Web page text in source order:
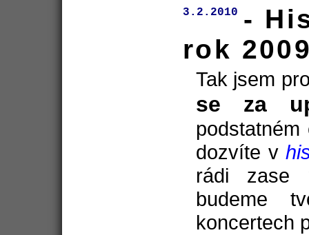
3.2.2010 -
rok
Tak jsem
se za
dozvíte v
rádi zase
budeme
koncertech